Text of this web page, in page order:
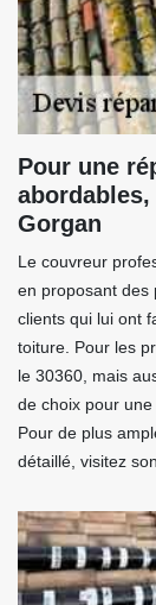
Pour une
Gorgan
Le couvreur
en proposant des
clients qui lui ont
toiture. Pour les
le 30360, mais
de choix pour une
Pour de plus
détaillé, visitez